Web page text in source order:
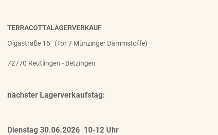
TERRACOTTALAGERVERKAUF
Olgastraße 16 (Tor 7 Münzinger Dämmstoffe)
72770 Reutlingen - Betzingen
nächster Lagerverkaufstag:
Dienstag 30.06.2026 10-12 Uhr